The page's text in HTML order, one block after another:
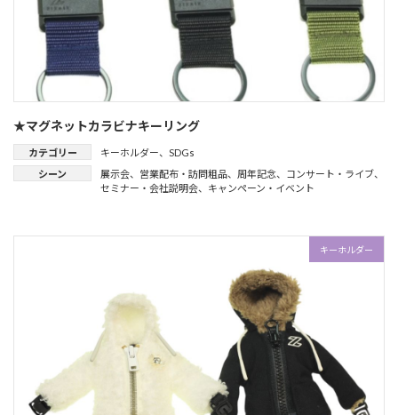
★マグネットカラビナキーリング
カテゴリー キーホルダー、 SDGs
シーン
展示会、 営業配布・訪問粗品、 周年記念、 コンサート・ライブ、
セミナー・会社説明会、 キャンペーン・イベント
キーホルダー